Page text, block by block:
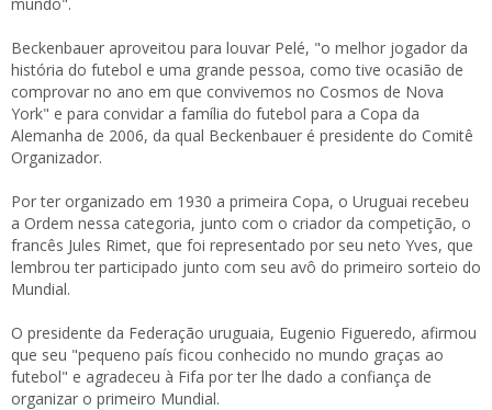
Beckenbauer aproveitou para louvar Pelé, "o melhor jogador da
história do futebol e uma grande pessoa, como tive ocasião de
comprovar no ano em que convivemos no Cosmos de Nova
York" e para convidar a família do futebol para a Copa da
Alemanha de 2006, da qual Beckenbauer é presidente do Comitê
Organizador.
Por ter organizado em 1930 a primeira Copa, o Uruguai recebeu
a Ordem nessa categoria, junto com o criador da competição, o
francês Jules Rimet, que foi representado por seu neto Yves, que
lembrou ter participado junto com seu avô do primeiro sorteio do
Mundial.
O presidente da Federação uruguaia, Eugenio Figueredo, afirmou
que seu "pequeno país ficou conhecido no mundo graças ao
futebol" e agradeceu à Fifa por ter lhe dado a confiança de
organizar o primeiro Mundial.